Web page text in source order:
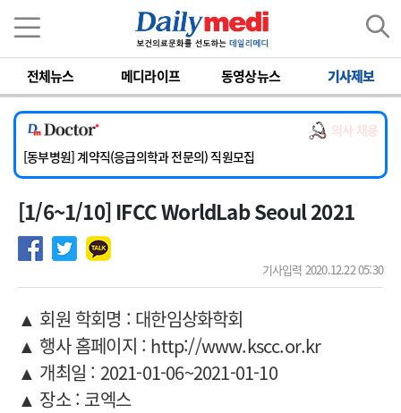
전체뉴스 메디라이프 동영상뉴스 기사제보
의사 채용
[서울아산병원] 2026년 하반기 인턴 모집
[영남대학교의료원] 마취통증의학과 임기제 임상의사 채용
[충남대학교병원] 소아청소년과(소아응급전담) 계약직 의사 공개채용
[동부병원] 계약직(응급의학과 전문의) 직원모집
[이대목동병원] 하반기 전공의(레지던트1년차) 모집
[서울아산병원] 2026년 하반기 인턴 모집
[영남대학교의료원] 마취통증의학과 임기제 임상의사 채용
[1/6~1/10] IFCC WorldLab Seoul 2021
기사입력 2020.12.22 05:30
▲ 회원 학회명 : 대한임상화학회
▲ 행사 홈페이지 : http://www.kscc.or.kr
▲ 개최일 : 2021-01-06~2021-01-10
▲ 장소 : 코엑스